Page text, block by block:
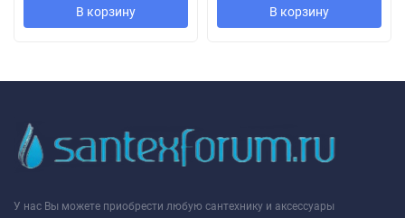
В корзину В корзину
У нас Вы можете приобрести любую сантехнику и аксессуары